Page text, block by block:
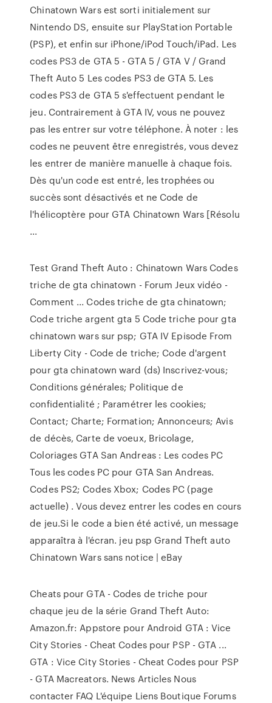
Chinatown Wars est sorti initialement sur
Nintendo DS, ensuite sur PlayStation Portable
(PSP), et enfin sur iPhone/iPod Touch/iPad. Les
codes PS3 de GTA 5 - GTA 5 / GTA V / Grand
Theft Auto 5 Les codes PS3 de GTA 5. Les
codes PS3 de GTA 5 s'effectuent pendant le
jeu. Contrairement à GTA IV, vous ne pouvez
pas les entrer sur votre téléphone. À noter : les
codes ne peuvent être enregistrés, vous devez
les entrer de manière manuelle à chaque fois.
Dès qu'un code est entré, les trophées ou
succès sont désactivés et ne Code de
l'hélicoptère pour GTA Chinatown Wars [Résolu
...
Test Grand Theft Auto : Chinatown Wars Codes
triche de gta chinatown - Forum Jeux vidéo -
Comment ... Codes triche de gta chinatown;
Code triche argent gta 5 Code triche pour gta
chinatown wars sur psp; GTA IV Episode From
Liberty City - Code de triche; Code d'argent
pour gta chinatown ward (ds) Inscrivez-vous;
Conditions générales; Politique de
confidentialité ; Paramétrer les cookies;
Contact; Charte; Formation; Annonceurs; Avis
de décès, Carte de voeux, Bricolage,
Coloriages GTA San Andreas : Les codes PC
Tous les codes PC pour GTA San Andreas.
Codes PS2; Codes Xbox; Codes PC (page
actuelle) . Vous devez entrer les codes en cours
de jeu.Si le code a bien été activé, un message
apparaîtra à l'écran. jeu psp Grand Theft auto
Chinatown Wars sans notice | eBay
Cheats pour GTA - Codes de triche pour
chaque jeu de la série Grand Theft Auto:
Amazon.fr: Appstore pour Android GTA : Vice
City Stories - Cheat Codes pour PSP - GTA ...
GTA : Vice City Stories - Cheat Codes pour PSP
- GTA Macreators. News Articles Nous
contacter FAQ L'équipe Liens Boutique Forums